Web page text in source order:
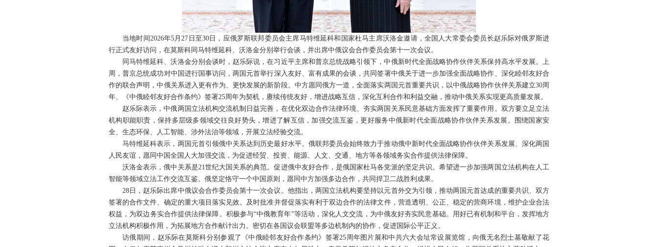
当地时间2026年5月27日至30日，应俄罗斯联邦委员会主席马特维延科和国家杜马主席沃洛金邀请，全国人大常委会委员长赵乐际对俄罗斯进
行正式友好访问，在莫斯科同马特维延科、沃洛金分别举行会谈，并出席中俄议会合作委员会第十一次会议。
同马特维延科、沃洛金分别会谈时，赵乐际说，在习近平主席和普京总统战略引领下，中俄新时代全面战略协作伙伴关系保持高水平发展。上
周，普京总统成功对中国进行国事访问，两国元首举行深入友好、富有成果的会谈，共同签署中俄关于进一步加强全面战略协作、深化睦邻友好合
作的联合声明，中俄关系进入更有作为、更快发展的新阶段。中方愿同俄方一道，全面落实两国元首重要共识，以中俄战略协作伙伴关系建立30周
年、《中俄睦邻友好合作条约》签署25周年为契机，赓续传统友好，增进战略互信，深化互利合作和利益交融，推动中俄关系实现更高质量发展。
赵乐际表示，中俄两国立法机构交流机制日益完善，在优化双边合作法律环境、夯实两国关系民意基础方面发挥了重要作用。双方要立足立法
机构职能职责，保持多层级多领域交往良好势头，增进了解互信，加强交流互鉴，更好服务中俄新时代全面战略协作伙伴关系发展。围绕国家安
全、生态环保、人工智能、涉外法治等领域，开展立法经验交流。
马特维延科表示，两国元首引领俄中关系达到历史最好水平。俄联邦委员会始终致力于推动俄中新时代全面战略协作伙伴关系发展、深化两国
人民友谊，愿同中国全国人大加强交流，为促进经贸、投资、能源、人文、交通、地方等各领域务实合作提供法律保障。
沃洛金表示，俄中关系是21世纪大国关系的典范。促进俄中友好合作，是俄国家杜马各党派的坚定共识。希望进一步加强两国立法机构在人工
智能等领域立法工作交流互鉴。俄坚定恪守一个中国原则，愿同中方加强多边合作，共同捍卫二战胜利成果。
28日，赵乐际出席中俄议会合作委员会第十一次会议。他指出，两国立法机构要坚持以元首外交为引领，推动两国元首达成的重要共识、双方
签署的合作文件、确定的重大项目落实见效。及时批准并督促落实有利于双边合作的法律文件，营造透明、公正、稳定的营商环境，维护企业合法
权益，为双边务实合作提供法律保障。积极参与“中俄教育年”等活动，深化人文交流，为中俄友好夯实民意基础。用好已有机制和平台，发挥地方
立法机构积极作用，为拓展地方合作献计出力。密切在各国议会联盟等多边机制内的协作，促进国际公平正义。
访俄期间，赵乐际在莫斯科分别参观了《中俄睦邻友好合作条约》签署25周年图片展和中共六大会址常设展览馆，向俄无名烈士墓敬献了花